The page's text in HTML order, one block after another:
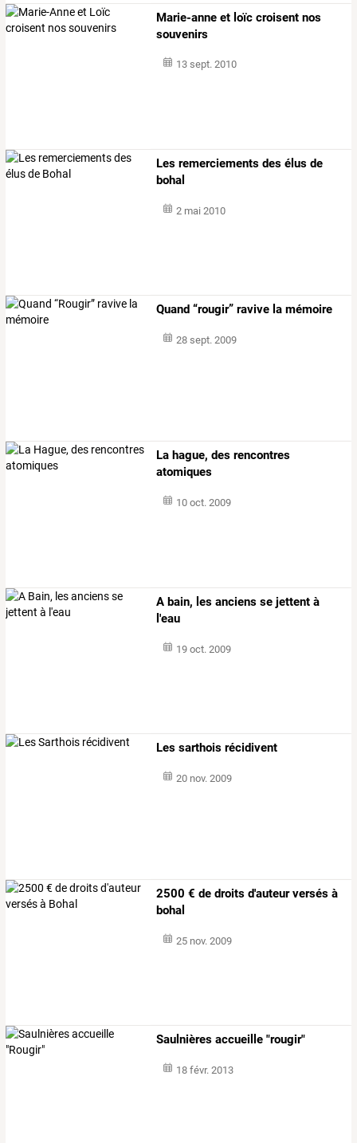
Marie-anne et loïc croisent nos
souvenirs
13 sept. 2010
Les remerciements des élus de
bohal
2 mai 2010
Quand “rougir” ravive la mémoire
28 sept. 2009
La hague, des rencontres
atomiques
10 oct. 2009
A bain, les anciens se jettent à
l'eau
19 oct. 2009
Les sarthois récidivent
20 nov. 2009
2500 € de droits d'auteur versés à
bohal
25 nov. 2009
Saulnières accueille "rougir"
18 févr. 2013